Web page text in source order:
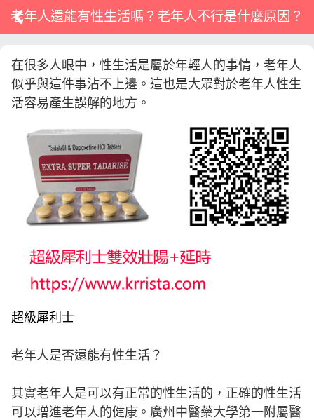
老年人還能有性生活嗎？老年人不行是什麼原因？
在很多人眼中，性生活是屬於年輕人的事情，老年人
似乎與這件事沾不上邊。這也是大眾對於老年人性生
活容易產生誤解的地方。
超級犀利士
老年人是否還能有性生活？
其實老年人是可以有正常的性生活的，正確的性生活
可以增進老年人的健康。廣州中醫藥大學第一附屬醫